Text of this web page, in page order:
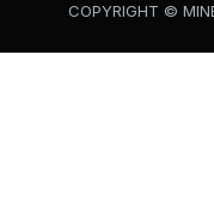
COPYRIGHT ©